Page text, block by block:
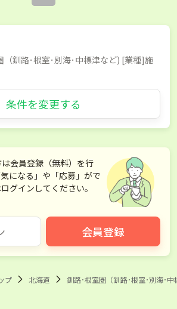
釧路･根室･別海･中標津など) [業種]施
条件を変更する
会員登録（無料）を行
になる」や「応募」がで
グインしてください。
会員登録
プ 北海道 釧路･根室圏（釧路･根室･別海･中